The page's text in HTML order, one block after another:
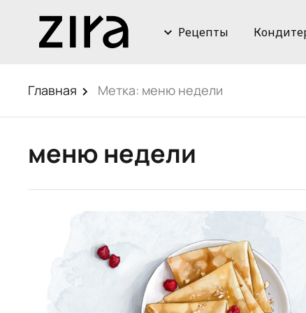
Рецепты
Главная Метка: меню недели
меню недели